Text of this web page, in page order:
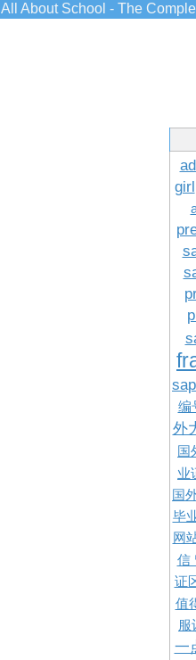
All About School - The
girl
编
外
国
业
国
毕
网
信
证
值
一